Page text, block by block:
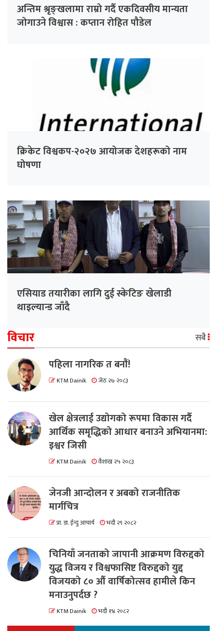
अन्तिम श्रृङ्खलामा राम्रो गर्दै एकदिवसीय मान्यता
जोगाउने विश्वास : कप्तान रोहित पौडेल
क्रिकेट विश्वकप-२०२७ आयोजक देशहरूको नाम
घोषणा
एसियाड तयारीका लागि दुई स्केटिङ खेलाडी
थाइल्यान्ड जाँदै
विचार सबै
पहिला नागरिक त बनाैं!
KTM Dainik जेठ २७ २०८३
खेल क्षेत्रलाई उद्योगको रूपमा विकास गर्दै
आर्थिक समृद्धिको आधार बनाउने अभियानमा:
इश्वर जिसी
KTM Dainik वैशाख २५ २०८३
जेनजी आन्दोलन र अबको राजनीतिक
मार्गचित्र
प्रा. डा. ईन्दु आचार्य भदौ २९ २०८२
चिनियाँ जनताको जापानी आक्रमण विरुद्दको
युद्ध विजय र विश्वफासिष्ट विरुद्दको युद्द
विजयको ८० औं वार्षिकोत्सव हामीले किन
मनाउनुपर्दछ ?
KTM Dainik भदौ १४ २०८२